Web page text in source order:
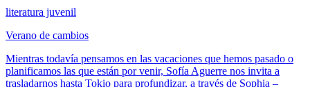
literatura juvenil
Verano de cambios
Mientras todavía pensamos en las vacaciones que hemos pasado o
planificamos las que están por venir, Sofía Aguerre nos invita a
trasladarnos hasta Tokio para profundizar, a través de Sophia –